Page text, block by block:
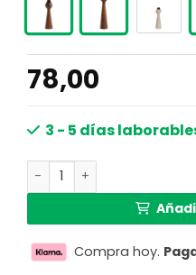
78,00
3 - 5 días
Base de lámpara de
Compra hoy.